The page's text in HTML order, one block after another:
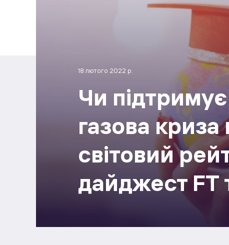
18 лютого 2022 р.
Чи
газова криза
світовий
дайджест FT